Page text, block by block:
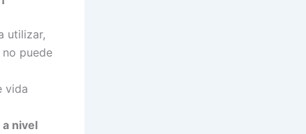
utilizar,
puede
vida
nivel